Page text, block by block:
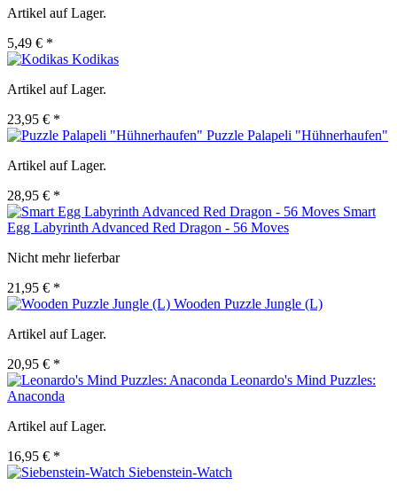
Artikel auf Lager.
5,49 € *
Kodikas
Artikel auf Lager.
23,95 € *
Puzzle Palapeli "Hühnerhaufen"
Artikel auf Lager.
28,95 € *
Smart
Egg Labyrinth Advanced Red Dragon - 56 Moves
Nicht mehr lieferbar
21,95 € *
Wooden Puzzle Jungle (L)
Artikel auf Lager.
20,95 € *
Leonardo's Mind Puzzles:
Anaconda
Artikel auf Lager.
16,95 € *
Siebenstein-Watch